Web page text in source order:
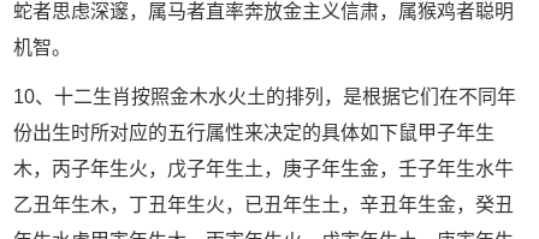
蛇者思虑深邃，属马者直率奔放金主义信肃，属猴鸡者聪明
机智。
10、十二生肖按照金木水火土的排列，是根据它们在不同年
份出生时所对应的五行属性来决定的具体如下鼠甲子年生
木，丙子年生火，戊子年生土，庚子年生金，壬子年生水牛
乙丑年生木，丁丑年生火，已丑年生土，辛丑年生金，癸丑